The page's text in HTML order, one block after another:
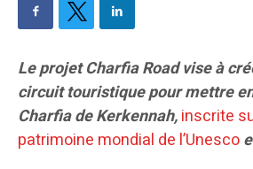
Le projet Charfia Road vise à
circuit touristique pour mettre
Charfia de Kerkennah,inscrite
patrimoine mondial de l’Unesco